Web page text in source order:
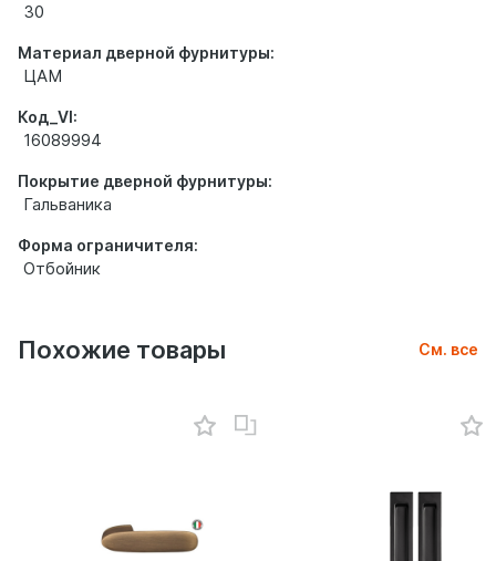
30
Материал дверной фурнитуры:
ЦАМ
Код_VI:
16089994
Покрытие дверной фурнитуры:
Гальваника
Форма ограничителя:
Отбойник
Похожие товары См. все